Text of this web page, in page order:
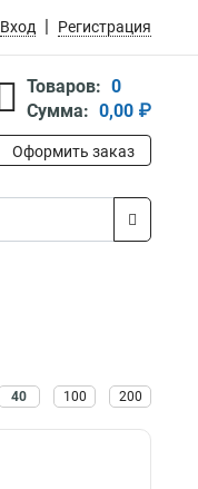
Вход Регистрация
Товаров: 0
Сумма: 0,00 ₽
Оформить заказ
40 100 200